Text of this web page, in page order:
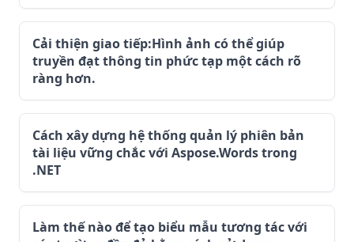
Cải thiện giao tiếp:Hình ảnh có thể giúp
truyền đạt thông tin phức tạp một cách rõ
ràng hơn.
Cách xây dựng hệ thống quản lý phiên bản
tài liệu vững chắc với Aspose.Words trong
.NET
Làm thế nào để tạo biểu mẫu tương tác với